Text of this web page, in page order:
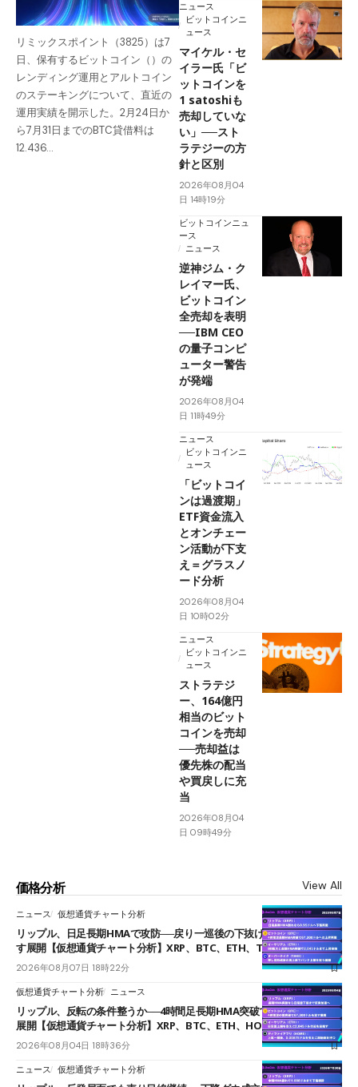
リミックスポイント（3825）は7
日、保有するビットコイン（）の
レンディング運用とアルトコイン
のステーキングについて、直近の
運用実績を開示した。2月24日か
ら7月31日までのBTC貸借料は
12.436…
ニュース
ビットコインニ
ュース
マイケル・セ
イラー氏「ビ
ットコインを
1 satoshiも
売却していな
い」──スト
ラテジーの方
針と区別
2026年08月04
日 14時19分
ビットコインニュ
ース
ニュース
逆神ジム・ク
レイマー氏、
ビットコイン
全売却を表明
──IBM CEO
の量子コンピ
ューター警告
が発端
2026年08月04
日 11時49分
ニュース
ビットコインニ
ュース
「ビットコイ
ンは過渡期」
ETF資金流入
とオンチェー
ン活動が下支
え＝グラスノ
ード分析
2026年08月04
日 10時02分
ニュース
ビットコインニ
ュース
ストラテジ
ー、164億円
相当のビット
コインを売却
──売却益は
優先株の配当
や買戻しに充
当
2026年08月04
日 09時49分
価格分析 View All
ニュース 仮想通貨チャート分析
リップル、日足長期HMAで攻防──戻り一巡後の下抜けで0.95ドルを試
す展開【仮想通貨チャート分析】XRP、BTC、ETH、TAKE
2026年08月07日 18時22分
仮想通貨チャート分析 ニュース
リップル、反転の条件整うか──4時間足長期HMA突破で雲下端を目指す
展開【仮想通貨チャート分析】XRP、BTC、ETH、HOME
2026年08月04日 18時36分
ニュース 仮想通貨チャート分析